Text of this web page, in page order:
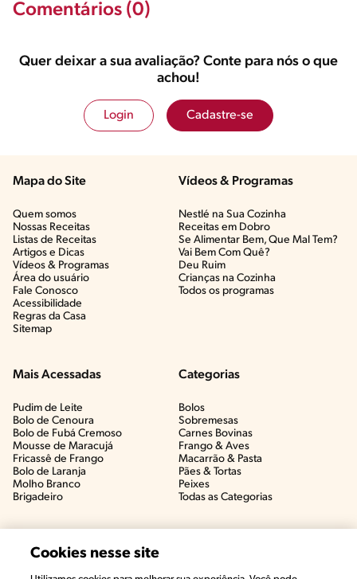
Comentários (0)
Quer deixar a sua avaliação? Conte para nós o que
achou!
Login Cadastre-se
Mapa do Site
Quem somos
Nossas Receitas
Listas de Receitas​
Artigos e Dicas​
Vídeos & Programas​
Área do usuário
Fale Conosco
Acessibilidade
Regras da Casa
Sitemap
Vídeos & Programas​
Nestlé na Sua Cozinha
Receitas em Dobro
Se Alimentar Bem, Que Mal Tem?​
Vai Bem Com Quê?​
Deu Ruim​
Crianças na Cozinha​
Todos os programas
Mais Acessadas
Pudim de Leite
Bolo de Cenoura
Bolo de Fubá Cremoso
Mousse de Maracujá
Fricassê de Frango
Bolo de Laranja
Molho Branco
Brigadeiro
Categorias
Bolos
Sobremesas
Carnes Bovinas​
Frango & Aves​
Macarrão & Pasta​
Pães & Tortas​
Peixes
Todas as Categorias
Cookies nesse site